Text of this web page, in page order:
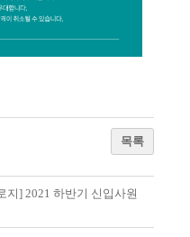
목록
지] 2021 하반기 신입사원